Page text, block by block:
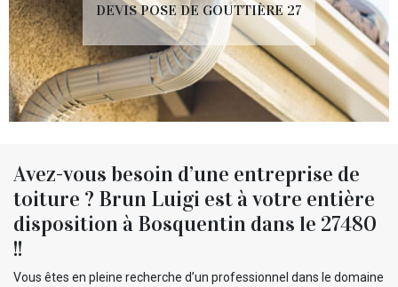
DEVIS POSE DE GOUTTIÈRE 27
Avez-vous besoin d’une entreprise de
toiture ? Brun Luigi est à votre entière
disposition à Bosquentin dans le 27480
!!
Vous êtes en pleine recherche d’un professionnel dans le domaine